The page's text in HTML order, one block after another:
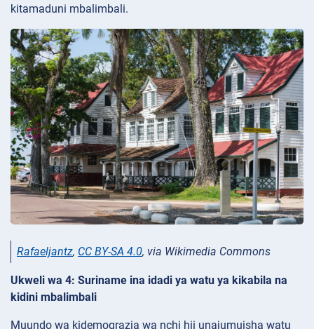
kitamaduni mbalimbali.
Rafaeljantz, CC BY-SA 4.0, via Wikimedia Commons
Ukweli wa 4: Suriname ina idadi ya watu ya kikabila na
kidini mbalimbali
Muundo wa kidemograzia wa nchi hii unajumuisha watu